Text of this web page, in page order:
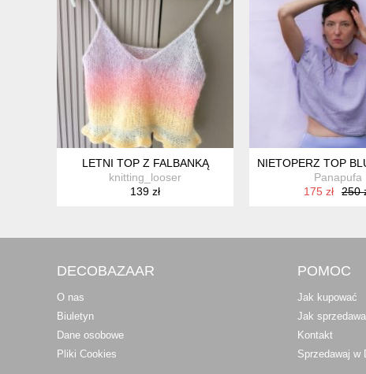
LETNI TOP Z FALBANKĄ
knitting_looser
139 zł
NIETOPERZ TOP
Panapufa
175 zł
250
DECOBAZAAR
O nas
Biuletyn
Dane osobowe
Pliki Cookies
POMOC
Jak kupować
Jak
Kontakt
Sprzedawaj w